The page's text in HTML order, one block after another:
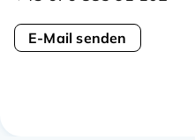
E-Mail senden